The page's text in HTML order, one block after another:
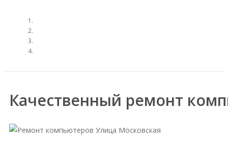
Качественный ремонт